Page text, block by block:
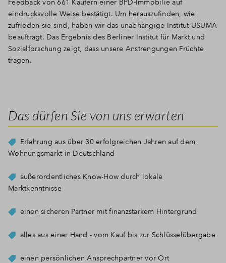
Feedback von 661 Käufern einer BPD-Immobilie auf
eindrucksvolle Weise bestätigt. Um herauszufinden, wie
zufrieden sie sind, haben wir das unabhängige Institut USUMA
beauftragt. Das Ergebnis des Berliner Institut für Markt und
Sozialforschung zeigt, dass unsere Anstrengungen Früchte
tragen.
Das dürfen Sie von uns erwarten
Erfahrung aus über 30 erfolgreichen Jahren auf dem
Wohnungsmarkt in Deutschland
außerordentliches Know-How durch lokale
Marktkenntnisse
einen sicheren Partner mit finanzstarkem Hintergrund
alles aus einer Hand - vom Kauf bis zur Schlüsselübergabe
einen persönlichen Ansprechpartner vor Ort